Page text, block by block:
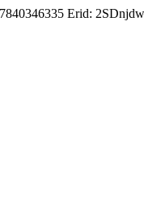
Erid: